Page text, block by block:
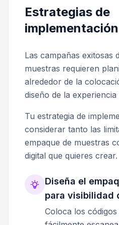
Estrategias de
implementación
Las campañas exitosas
muestras requieren
alrededor de la
diseño de la experiencia
Tu estrategia de
considerar tanto las
empaque de muestras
digital que quieres crear.
Diseña el
para visibilidad
Coloca los códigos